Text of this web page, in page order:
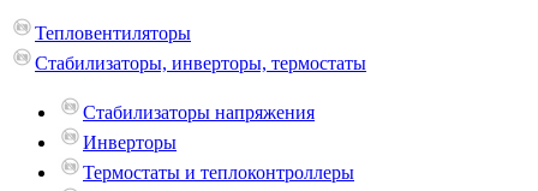
Тепловентиляторы
Стабилизаторы, инверторы, термостаты
Стабилизаторы напряжения
Инверторы
Термостаты и теплоконтроллеры